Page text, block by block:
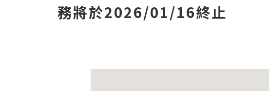
務將於2026/01/16終止